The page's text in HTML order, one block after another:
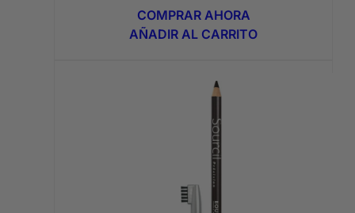
original
era:
179,95€.
actual
es:
89,95€.
COMPRAR AHORA
AÑADIR AL CARRITO